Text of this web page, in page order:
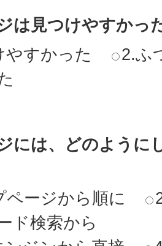
は見つけやすかっ
やすかった
2.ふ
には、どのように
ページから順に
ド検索から